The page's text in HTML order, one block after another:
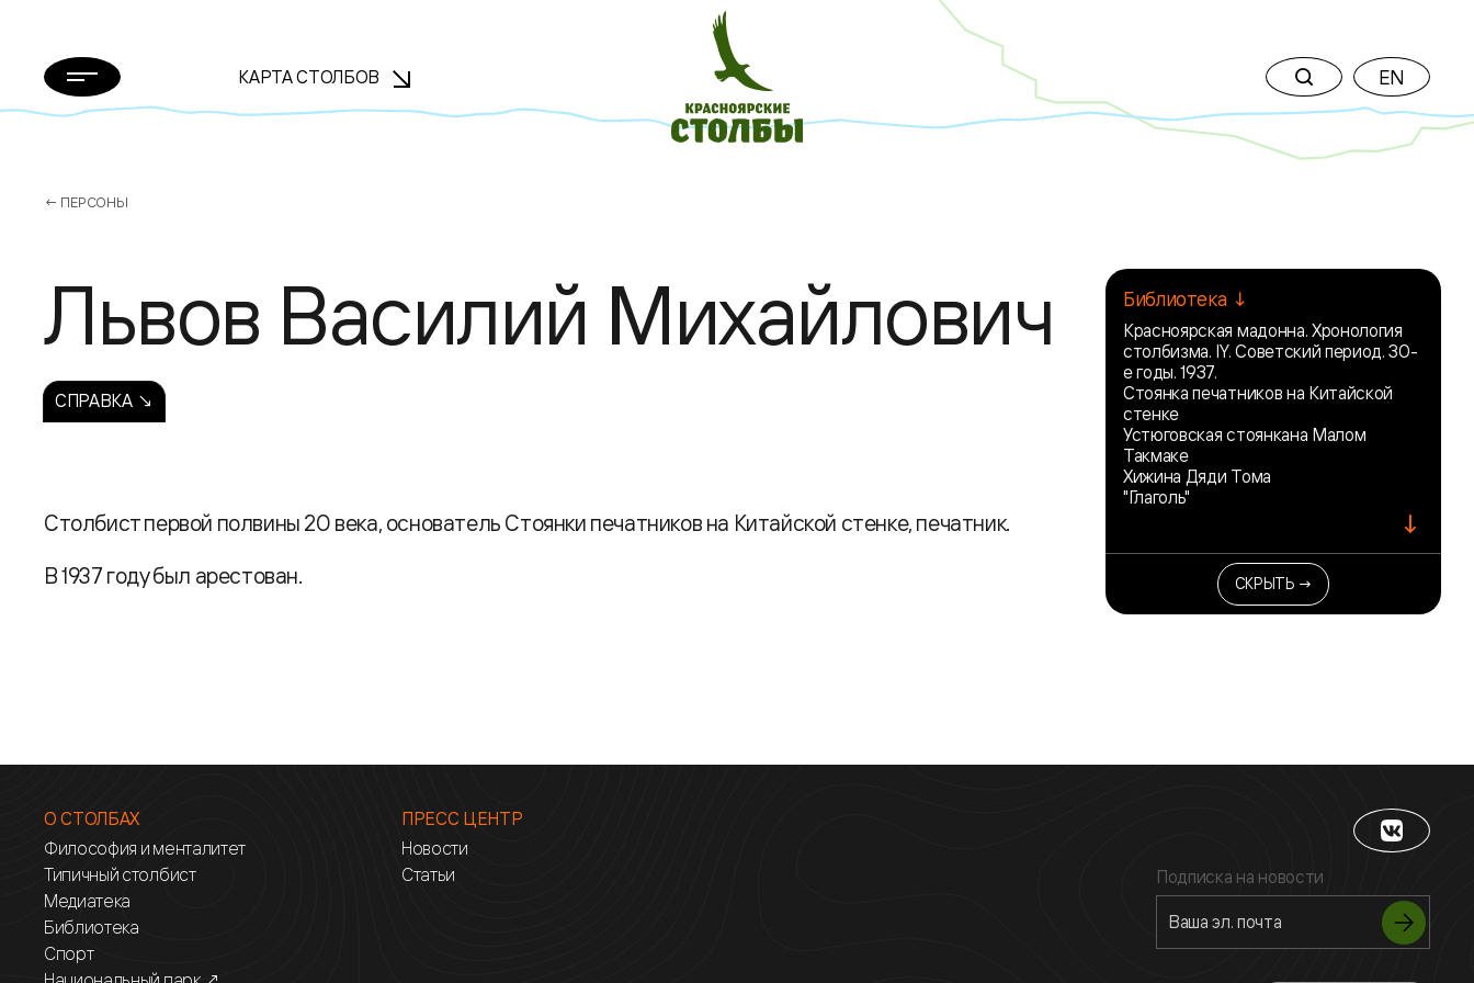
КАРТА СТОЛБОВ EN
← ПЕРСОНЫ
Львов Василий Михайлович
СПРАВКА ↘
Столбист первой полвины 20 века, основатель Стоянки печатников на Китайской стенке, печатник.
В 1937 году был арестован.
Библиотека ↓
Красноярская мадонна. Хронология
столбизма. IY. Советский период. 30-
е годы. 1937.
Стоянка печатников на Китайской
стенке
Устюговская стоянкана Малом
Такмаке
Хижина Дяди Тома
"Глаголь"
↓
СКРЫТЬ →
О СТОЛБАХ
Философия и менталитет
Типичный столбист
Медиатека
Библиотека
Спорт
ПРЕСС ЦЕНТР
Новости
Статьи
Подписка на новости